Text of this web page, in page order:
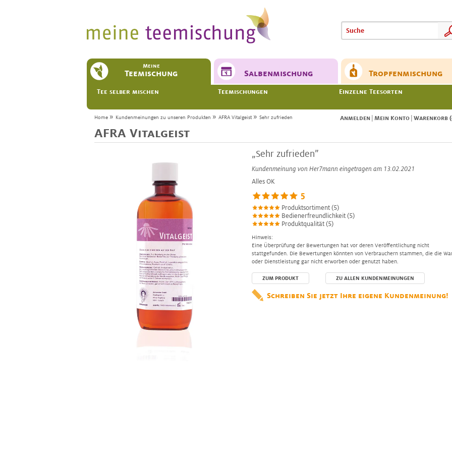
Meine
Teemischung
Tee selber mischen Teemischungen Einzelne Teesorten
Salbenmischung Tropfenmischung
Home » Kundenmeinungen zu unseren Produkten » AFRA Vitalgeist » Sehr zufrieden Warenkorb
Mein Konto
Anmelden
AFRA Vitalgeist
„Sehr zufrieden”
Kundenmeinung vonHer7mann eingetragen am 13.02.2021
Alles OK
5
Produktsortiment (5)
Bedienerfreundlichkeit (5)
Produktqualität (5)
Hinweis:
Eine Überprüfung der Bewertungen hat vor deren Veröffentlichung nicht
stattgefunden. Die Bewertungen könnten von Verbrauchern stammen, die die
oder Dienstleistung gar nicht erworben oder genutzt haben.
ZUM PRODUKT ZU ALLEN KUNDENMEINUNGEN
Schreiben Sie jetzt Ihre eigene Kundenmeinung!